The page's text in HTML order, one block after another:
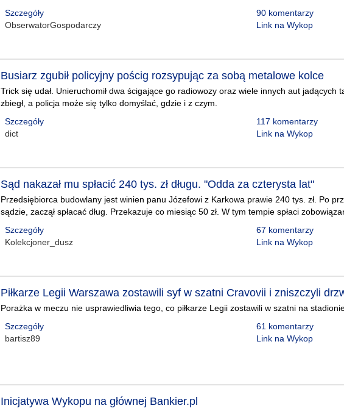
Szczegóły
ObserwatorGospodarczy
90 komentarzy
Link na Wykop
Busiarz zgubił policyjny pościg rozsypując za sobą metalowe kolce
Trick się udał. Unieruchomił dwa ścigające go radiowozy oraz wiele innych aut jadących
zbiegł, a policja może się tylko domyślać, gdzie i z czym.
Szczegóły
dict
117 komentarzy
Link na Wykop
Sąd nakazał mu spłacić 240 tys. zł długu. "Odda za czterysta lat"
Przedsiębiorca budowlany jest winien panu Józefowi z Karkowa prawie 240 tys. zł. Po
sądzie, zaczął spłacać dług. Przekazuje co miesiąc 50 zł. W tym tempie spłaci
Szczegóły
Kolekcjoner_dusz
67 komentarzy
Link na Wykop
Piłkarze Legii Warszawa zostawili syf w szatni Cravovii i zniszczyli
Porażka w meczu nie usprawiedliwia tego, co piłkarze Legii zostawili w szatni na
Szczegóły
bartisz89
61 komentarzy
Link na Wykop
Inicjatywa Wykopu na głównej Bankier.pl